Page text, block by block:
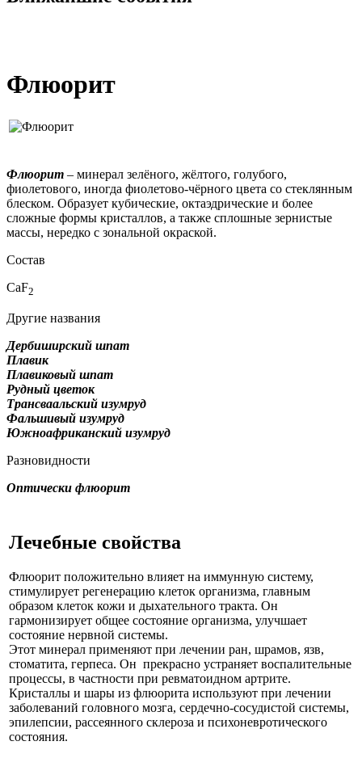
Флюорит
Флюорит – минерал зелёного, жёлтого, голубого,
фиолетового, иногда фиолетово-чёрного цвета со стеклянным
блеском. Образует кубические, октаэдрические и более
сложные формы кристаллов, а также сплошные зернистые
массы, нередко с зональной окраской.
Состав
CaF2
Другие названия
Дербиширский шпат
Плавик
Плавиковый шпат
Рудный цветок
Трансваальский изумруд
Фальшивый изумруд
Южноафриканский изумруд
Разновидности
Оптически флюорит
Лечебные свойства
Флюорит положительно влияет на иммунную систему,
стимулирует регенерацию клеток организма, главным
образом клеток кожи и дыхательного тракта. Он
гармонизирует общее состояние организма, улучшает
состояние нервной системы.
Этот минерал применяют при лечении ран, шрамов, язв,
стоматита, герпеса. Он прекрасно устраняет воспалительные
процессы, в частности при ревматоидном артрите.
Кристаллы и шары из флюорита используют при лечении
заболеваний головного мозга, сердечно-сосудистой системы,
эпилепсии, рассеянного склероза и психоневротического
состояния.